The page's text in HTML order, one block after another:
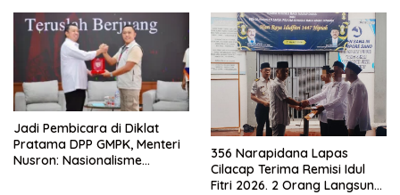
Jadi Pembicara di Diklat
Pratama DPP GMPK, Menteri
Nusron: Nasionalisme
356 Narapidana Lapas
Cilacap Terima Remisi Idul
Fitri 2026. 2 Orang Langsung